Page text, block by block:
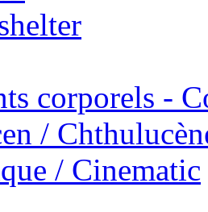
corporels -
/
/ Cinematic